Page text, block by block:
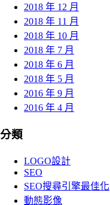
2018 年 12 月
2018 年 11 月
2018 年 10 月
2018 年 7 月
2018 年 6 月
2018 年 5 月
2016 年 9 月
2016 年 4 月
分類
LOGO設計
SEO
SEO搜尋引擎最佳化
動態影像